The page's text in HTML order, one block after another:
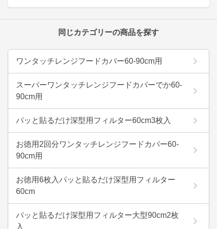
同じカテゴリーの商品を探す
ワンタッチレンジフードカバー60-90cm用
スーパーワンタッチレンジフードカバーでか60-
90cm用
パッと貼るだけ深型用フィルター60cm3枚入
お徳用2回分ワンタッチレンジフードカバー60-
90cm用
お徳用6枚入パッと貼るだけ深型用フィルター
60cm
パッと貼るだけ深型用フィルター大型90cm2枚
入